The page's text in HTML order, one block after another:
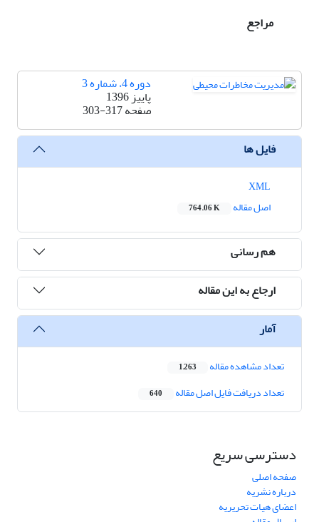
مراجع
دوره 4، شماره 3
پاییز 1396
صفحه303-317
فایل ها
اصل مقاله
764.06 K
هم رسانی
ارجاع به این مقاله
آمار
تعداد مشاهده مقاله 1,263
تعداد دریافت فایل اصل مقاله 640
دسترسی سریع
صفحه اصلی
درباره نشریه
اعضای هیات تحریریه